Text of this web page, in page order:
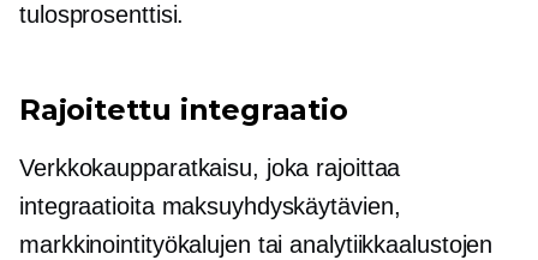
tulosprosenttisi.
Rajoitettu integraatio
Verkkokaupparatkaisu, joka rajoittaa
integraatioita maksuyhdyskäytävien,
markkinointityökalujen tai analytiikkaalustojen